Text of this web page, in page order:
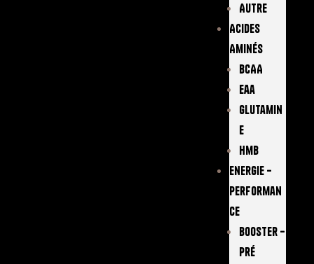
Autre
Acides
Aminés
BCAA
Eaa
Glutamin
E
Hmb
Energie –
Performan
Ce
Booster –
Pré